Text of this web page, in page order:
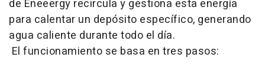
de Eneeergy recircula y gestiona esta energía
para calentar un depósito específico, generando
agua caliente durante todo el día.
El funcionamiento se basa en tres pasos: